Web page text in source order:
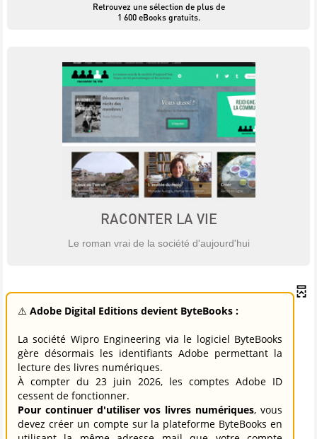
Retrouvez une sélection de plus de
1 600 eBooks gratuits.
RACONTER LA VIE
Le roman vrai de la société d'aujourd'hui
⚠️ Adobe Digital Editions devient ByteBooks :
La société Wipro Engineering via le logiciel ByteBooks
gère désormais les identifiants Adobe permettant la
lecture des livres numériques.
À compter du 23 juin 2026, les comptes Adobe ID
cessent de fonctionner.
Pour continuer d'utiliser vos livres numériques, vous
devez créer un compte sur la plateforme ByteBooks en